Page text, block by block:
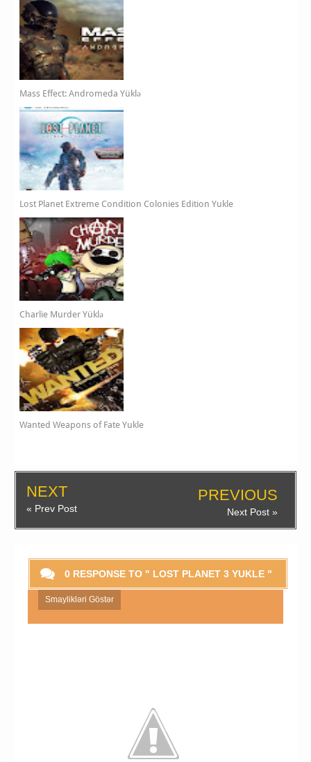
Mass Effect: Andromeda Yüklə
Lost Planet Extreme Condition Colonies Edition Yukle
Charlie Murder Yüklə
Wanted Weapons of Fate Yukle
NEXT
« Prev Post
PREVIOUS
Next Post »
0 RESPONSE TO " LOST PLANET 3 YUKLE "
Smaylikləri Göstər